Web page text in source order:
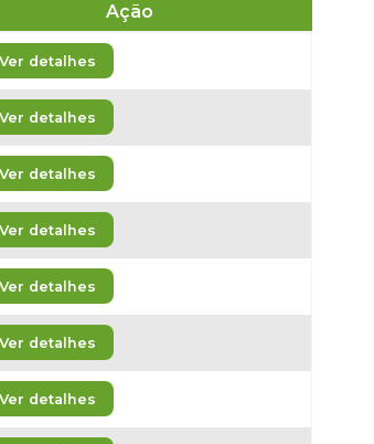
Ação
Ver detalhes
Ver detalhes
Ver detalhes
Ver detalhes
Ver detalhes
Ver detalhes
Ver detalhes